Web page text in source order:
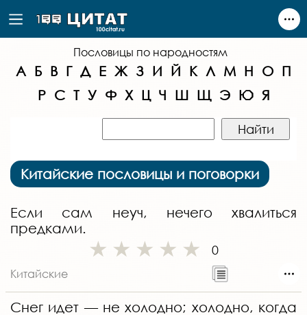
Пословицы по народностям
А Б В Г Д Е Ж З И Й К Л М Н О П
Р С Т У Ф Х Ц Ч Ш Щ Э Ю Я
Китайские пословицы и поговорки
Если сам неуч, нечего хвалиться
предками.
0
Китайские
Снег идет — не холодно; холодно, когда